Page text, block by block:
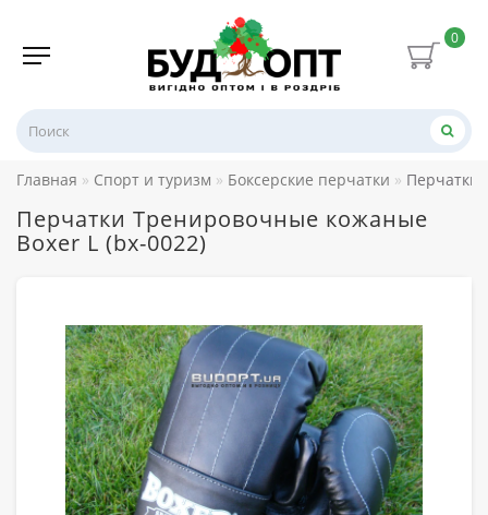
0
Главная Спорт и туризм Боксерские перчатки Перчатки
Перчатки Тренировочные кожаные
Boxer L (bx-0022)